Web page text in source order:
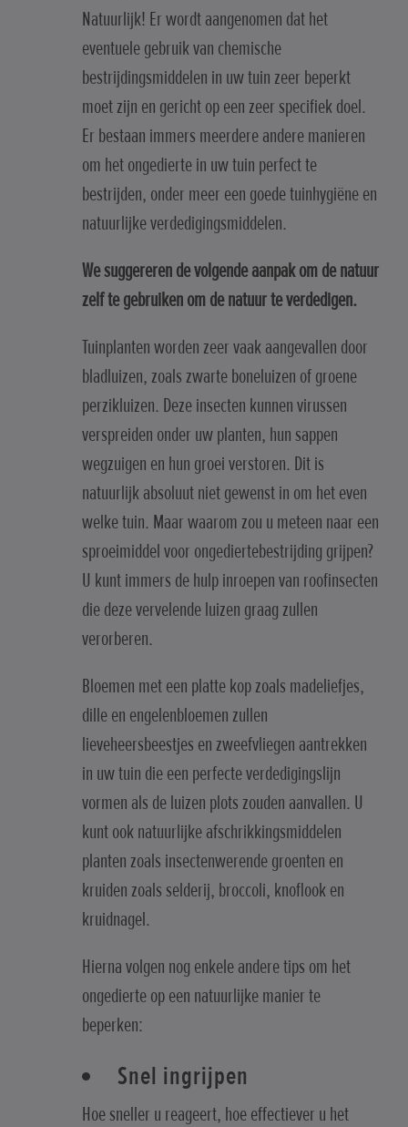
Natuurlijk! Er wordt aangenomen dat het
eventuele gebruik van chemische
bestrijdingsmiddelen in uw tuin zeer beperkt
moet zijn en gericht op een zeer specifiek doel.
Er bestaan immers meerdere andere manieren
om het ongedierte in uw tuin perfect te
bestrijden, onder meer een goede tuinhygiëne en
natuurlijke verdedigingsmiddelen.
We suggereren de volgende aanpak om de natuur
zelf te gebruiken om de natuur te verdedigen.
Tuinplanten worden zeer vaak aangevallen door
bladluizen, zoals zwarte boneluizen of groene
perzikluizen. Deze insecten kunnen virussen
verspreiden onder uw planten, hun sappen
wegzuigen en hun groei verstoren. Dit is
natuurlijk absoluut niet gewenst in om het even
welke tuin. Maar waarom zou u meteen naar een
sproeimiddel voor ongediertebestrijding grijpen?
U kunt immers de hulp inroepen van roofinsecten
die deze vervelende luizen graag zullen
verorberen.
Bloemen met een platte kop zoals madeliefjes,
dille en engelenbloemen zullen
lieveheersbeestjes en zweefvliegen aantrekken
in uw tuin die een perfecte verdedigingslijn
vormen als de luizen plots zouden aanvallen. U
kunt ook natuurlijke afschrikkingsmiddelen
planten zoals insectenwerende groenten en
kruiden zoals selderij, broccoli, knoflook en
kruidnagel.
Hierna volgen nog enkele andere tips om het
ongedierte op een natuurlijke manier te
beperken:
Snel ingrijpen
Hoe sneller u reageert, hoe effectiever u het